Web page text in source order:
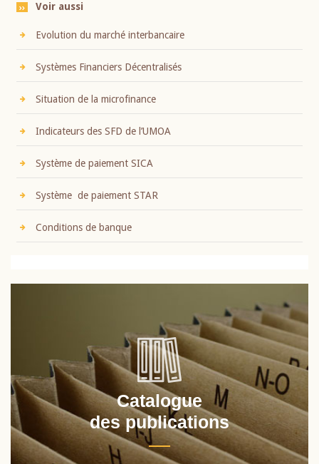
Voir aussi
Evolution du marché interbancaire
Systèmes Financiers Décentralisés
Situation de la microfinance
Indicateurs des SFD de l’UMOA
Système de paiement SICA
Système de paiement STAR
Conditions de banque
Catalogue
des publications